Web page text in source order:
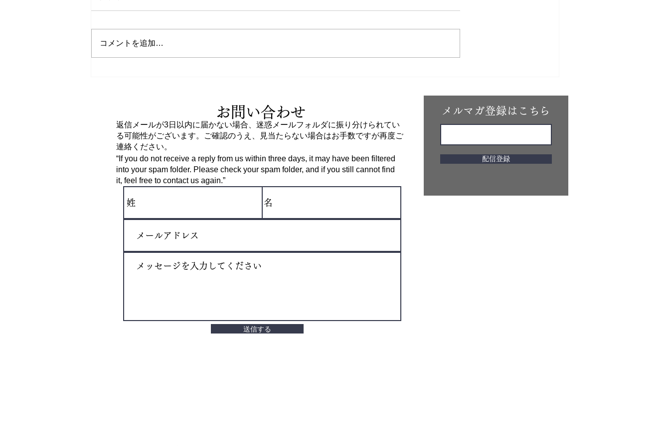
夏休みのお知らせ
た。 放送日程が決まったのでお
っておりますので ご覧いただけ
れば幸いです。
すぅ～💓
コメントを追加…
お問い合わせ
返信メールが3日以内に届かない場合、迷惑メールフォルダに振り分けられてい
る可能性がございます。ご確認のうえ、見当たらない場合はお手数ですが再度ご
連絡ください。
“If you do not receive a reply from us within three days, it may have been filtered
into your spam folder. Please check your spam folder, and if you still cannot find
it, feel free to contact us again.”
送信する
メルマガ登録はこちら
配信登録